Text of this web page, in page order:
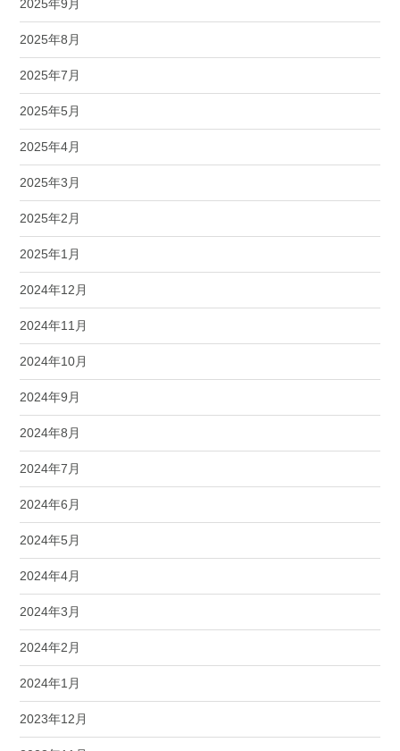
2025年9月
2025年8月
2025年7月
2025年5月
2025年4月
2025年3月
2025年2月
2025年1月
2024年12月
2024年11月
2024年10月
2024年9月
2024年8月
2024年7月
2024年6月
2024年5月
2024年4月
2024年3月
2024年2月
2024年1月
2023年12月